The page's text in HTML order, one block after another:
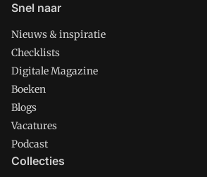
Snel naar
Nieuws & inspiratie
Checklists
Digitale Magazine
Boeken
Blogs
Vacatures
Podcast
Collecties